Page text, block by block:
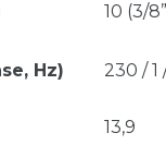
10 (3/
Hz) 230 / 1
13,9